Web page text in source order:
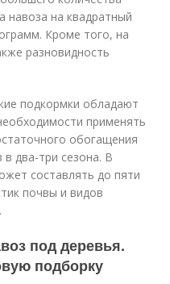
навоза на квадратный
Кроме того, на
разновидность
подкормки обладают
применять
обогащения
два-три сезона. В
составлять до пяти
почвы и видов
под деревья.
подборку